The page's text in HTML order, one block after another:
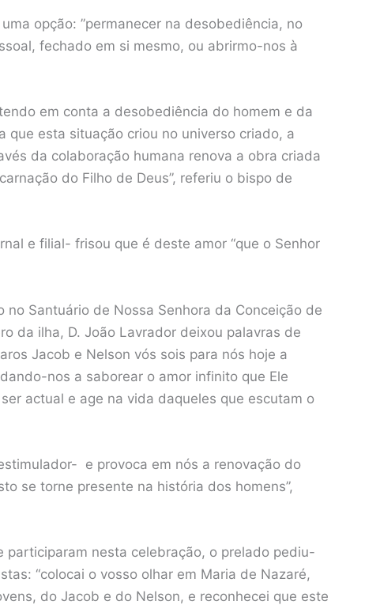
opção: ”permanecer na desobediência, no
fechado em si mesmo, ou abrirmo-nos à
em conta a desobediência do homem e da
que esta situação criou no universo criado, a
da colaboração humana renova a obra criada
do Filho de Deus”, referiu o bispo de
e filial- frisou que é deste amor “que o Senhor
Santuário de Nossa Senhora da Conceição de
da ilha, D. João Lavrador deixou palavras de
Jacob e Nelson vós sois para nós hoje a
nos a saborear o amor infinito que Ele
actual e age na vida daqueles que escutam o
e provoca em nós a renovação do
se torne presente na história dos homens”,
nesta celebração, o prelado pediu-
“colocai o vosso olhar em Maria de Nazaré,
do Jacob e do Nelson, e reconhecei que este